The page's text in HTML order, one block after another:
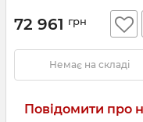
72 961 грн
Немає на складі
Повідомити про